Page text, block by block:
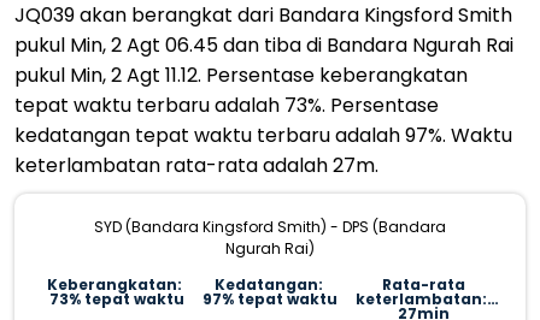
JQ039 akan berangkat dari Bandara Kingsford Smith
pukul Min, 2 Agt 06.45 dan tiba di Bandara Ngurah Rai
pukul Min, 2 Agt 11.12. Persentase keberangkatan
tepat waktu terbaru adalah 73%. Persentase
kedatangan tepat waktu terbaru adalah 97%. Waktu
keterlambatan rata-rata adalah 27m.
SYD (Bandara Kingsford Smith) - DPS (Bandara
Ngurah Rai)
Keberangkatan:
73% tepat waktu
Kedatangan:
97% tepat waktu
Rata-rata
keterlambatan:
27min